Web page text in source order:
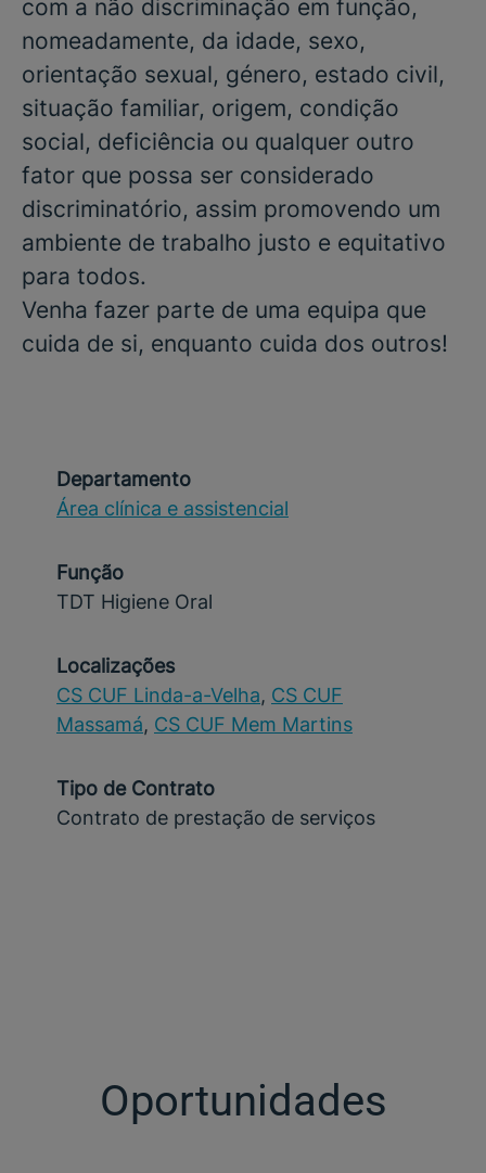
com a não discriminação em função,
nomeadamente, da idade, sexo,
orientação sexual, género, estado civil,
situação familiar, origem, condição
social, deficiência ou qualquer outro
fator que possa ser considerado
discriminatório, assim promovendo um
ambiente de trabalho justo e equitativo
para todos.
Venha fazer parte de uma equipa que
cuida de si, enquanto cuida dos outros!
Departamento
Área clínica e assistencial
Função
TDT Higiene Oral
Localizações
CS CUF Linda-a-Velha, CS CUF
Massamá, CS CUF Mem Martins
Tipo de Contrato
Contrato de prestação de serviços
Oportunidades